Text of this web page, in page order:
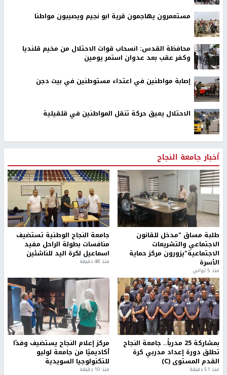
مستعمرون يهاجمون قرية ابو نجيم ويصيبون مواطنا
محافظة القدس: انسحاب قوات الاحتلال من مخيم قلنديا
وكفر عقب بعد عدوان استمر يومين
إصابة مواطنين في اعتداء مستوطنين في بيت دجن
الاحتلال يعيق حركة تنقل المواطنين في قلقيلية
أخبار جامعة النجاح
طلبة مساق "مدخل للقانون
الاجتماعي والتشريعات
الاجتماعية"يزورون مركز حماية
الأسرة
منذ 5 ثواني
جامعة النجاح الوطنية تستضيف
منافسات بطولة الراحل مفيد
اسماعيل لكرة اليد للناشئين
منذ 48 دقيقة
بمشاركة 25 مدرباً.. جامعة النجاح
تطلق دورة إعداد مدربي كرة
القدم المستوى (C)
منذ 51 دقيقة
مركز إعلام النجاح يستضيف وفدًا
أكاديميًا من جامعة لوليو
للتكنولوجيا السويدية
منذ 10 دقيقة